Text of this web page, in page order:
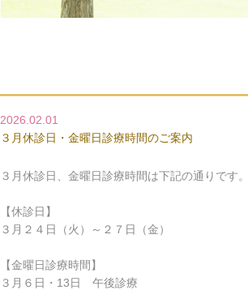
2026.02.01
３月休診日・金曜日診療時間のご案内
３月休診日、金曜日診療時間は下記の通りです。
【休診日】
３月２４日（火）～２７日（金）
【金曜日診療時間】
３月６日・13日 午後診療